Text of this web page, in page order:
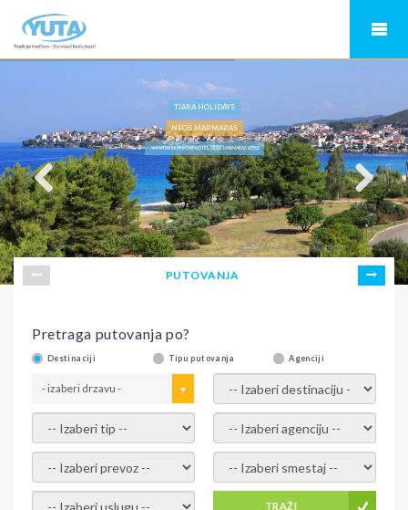
TIARA HOLIDAYS
NEOS MARMARAS
AMYNTAS SEAFRONT HOTEL, NEOS MARMARAS LETO
PUTOVANJA
Pretraga putovanja po?
Destinaciji Tipu putovanja Agenciji
- izaberi drzavu - - izaberi destinaciju -
- izaberi tip - - izaberi agenciju -
- izaberi prevoz - - Izaberite smestaj -
- Izaberite uslugu - TRAŽI